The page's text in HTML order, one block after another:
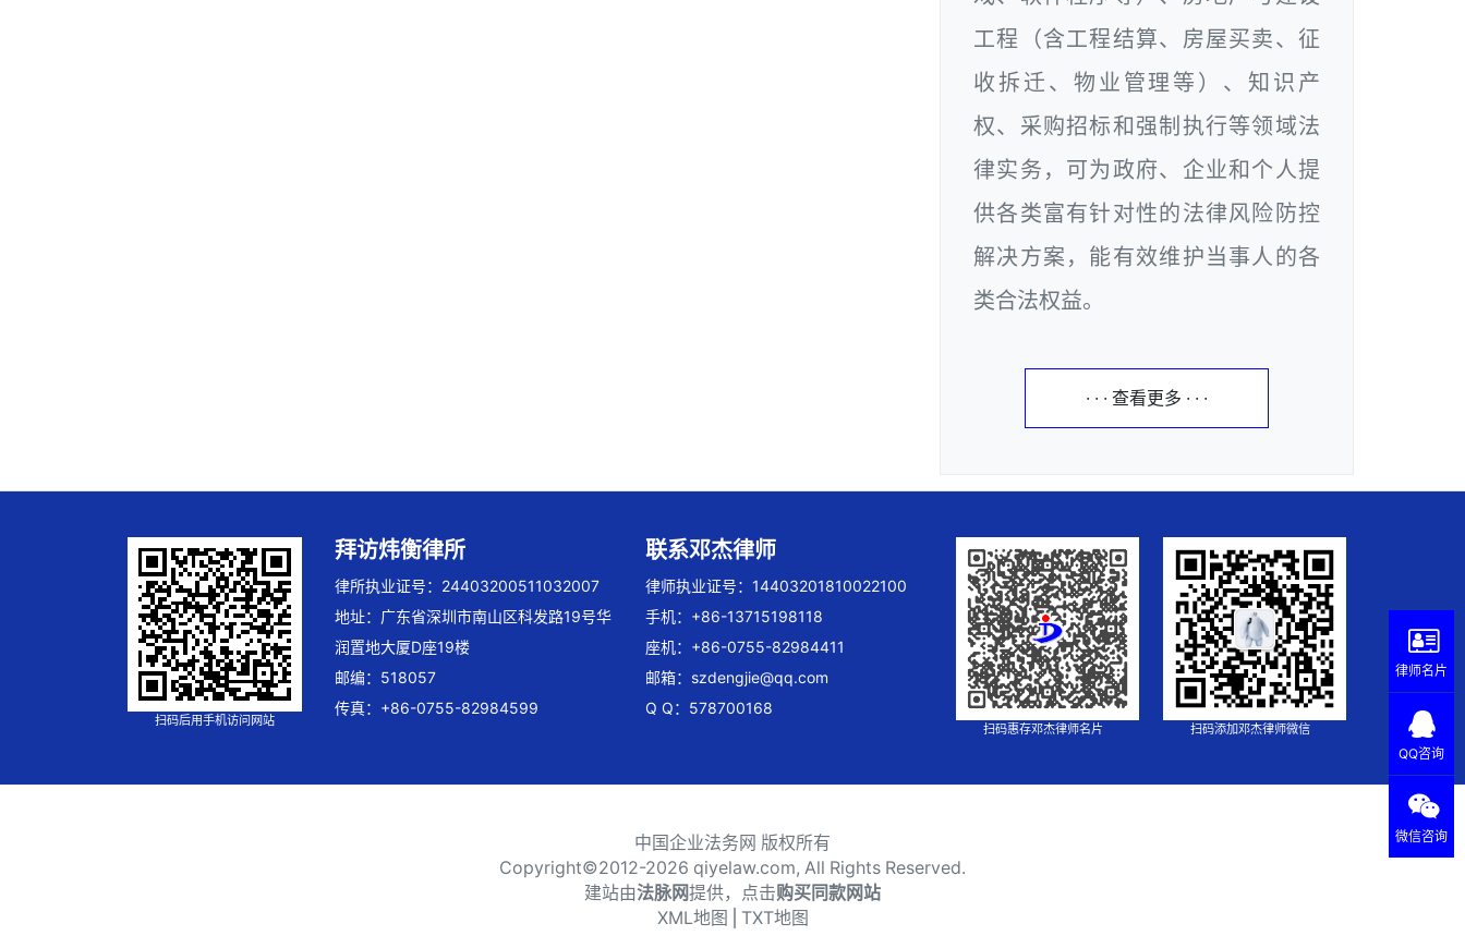
工程（含工程结算、房屋买卖、征
收拆迁、物业管理等）、知识产
权、采购招标和强制执行等领域法
律实务，可为政府、企业和个人提
供各类富有针对性的法律风险防控
解决方案，能有效维护当事人的各
类合法权益。
· · · 查看更多 · · ·
扫码后用手机访问网站
拜访炜衡律所
律所执业证号：24403200511032007
地址：广东省深圳市南山区科发路19号华
润置地大厦D座19楼
邮编：518057
传真：+86-0755-82984599
联系邓杰律师
律师执业证号：14403201810022100
手机：+86-13715198118
座机：+86-0755-82984411
邮箱： szdengjie@qq.com
Q Q：578700168
扫码惠存邓杰律师名片 扫码添加邓杰律师微信
中国企业法务网 版权所有
Copyright©2012-2026 qiyelaw.com, All Rights Reserved.
建站由法脉网提供，点击购买同款网站
XML地图 TXT地图
律师名片
QQ咨询
微信咨询